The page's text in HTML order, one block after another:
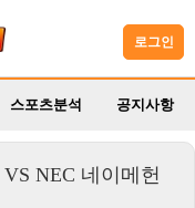
로그인
스포츠분석 공지사항
NEC 네이메헌